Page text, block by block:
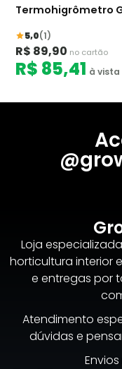
Termohigrômetro
5,0(1)
R$ 89,90 no cartão
R$ 85,41 à vista
Loja
horticultura interior
e entregas por
Atendimento
dúvidas e